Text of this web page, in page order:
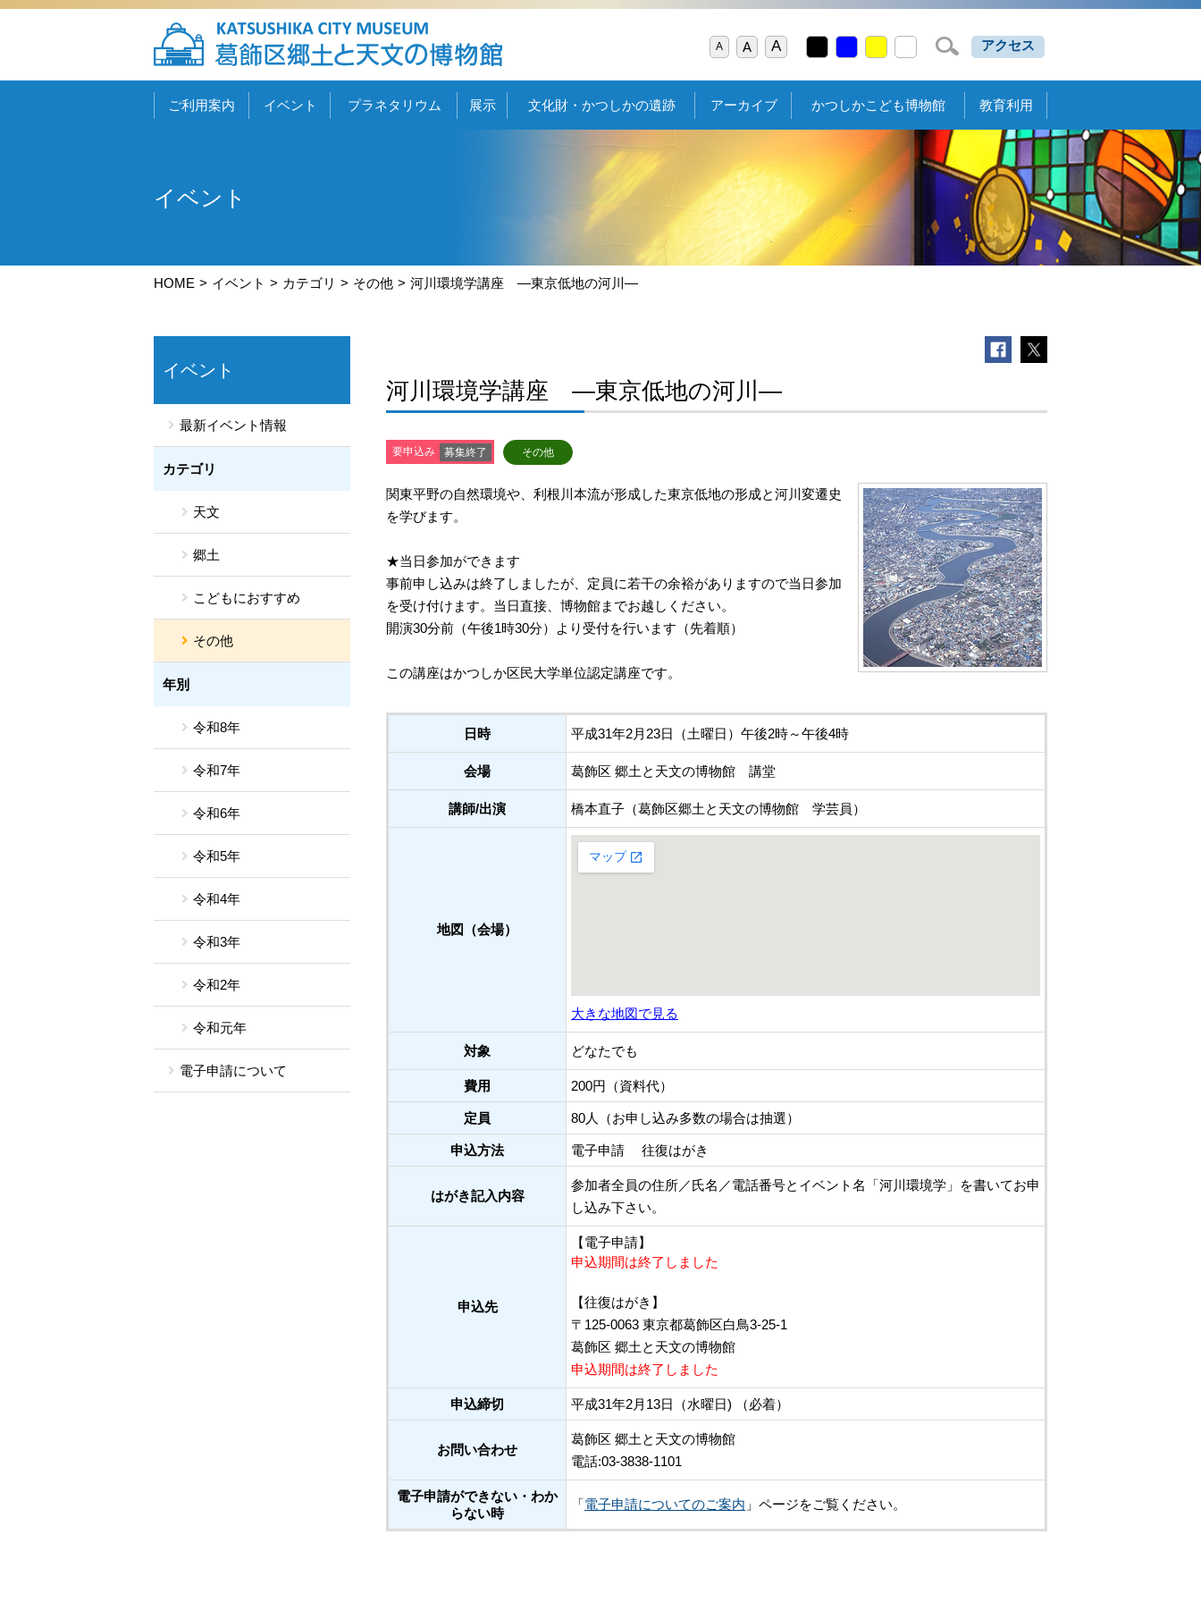
A A A アクセス
ご利用案内 イベント プラネタリウム 展示 文化財・かつしかの遺跡 アーカイブ かつしかこども博物館 教育利用
イベント
HOME イベント カテゴリ その他 河川環境学講座 ―東京低地の河川―
イベント
最新イベント情報
カテゴリ
天文
郷土
こどもにおすすめ
その他
年別
令和8年
令和7年
令和6年
令和5年
令和4年
令和3年
令和2年
令和元年
電子申請について
河川環境学講座 ―東京低地の河川―
要申込み 募集終了 その他
関東平野の自然環境や、利根川本流が形成した東京低地の形成と河川変遷史
を学びます。
★当日参加ができます
事前申し込みは終了しましたが、定員に若干の余裕がありますので当日参加
を受け付けます。当日直接、博物館までお越しください。
開演30分前（午後1時30分）より受付を行います（先着順）
この講座はかつしか区民大学単位認定講座です。
日時 平成31年2月23日（土曜日）午後2時～午後4時
会場 葛飾区 郷土と天文の博物館 講堂
講師/出演 橋本直子（葛飾区郷土と天文の博物館 学芸員）
地図（会場）
大きな地図で見る
対象 どなたでも
費用 200円（資料代）
定員 80人（お申し込み多数の場合は抽選）
申込方法 電子申請 往復はがき
はがき記入内容
参加者全員の住所／氏名／電話番号とイベント名「河川環境学」を書いてお申
し込み下さい。
申込先
【電子申請】
申込期間は終了しました
【往復はがき】
〒125-0063 東京都葛飾区白鳥3-25-1
葛飾区 郷土と天文の博物館
申込期間は終了しました
申込締切 平成31年2月13日（水曜日) （必着）
お問い合わせ
葛飾区 郷土と天文の博物館
電話:03-3838-1101
電子申請ができない・わか
らない時
「電子申請についてのご案内 」ページをご覧ください。